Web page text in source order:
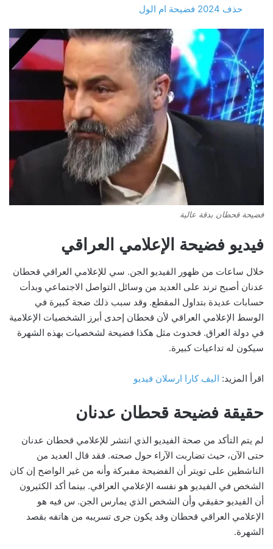
حذف 2024 فضيحة ام الول
فضيحة قحطان بدقة عالية
فيديو فضيحة الإعلامي العراقي
خلال ساعات من ظهور الفيديو الجن. سي للإعلامي العراقي قحطان
عدنان أصبح ترند على العديد من وسائل التواصل الاجتماعي وبدأت
حسابات عديدة بتداول المقطع. وقد سبب ذلك ضجة كبيرة في
الوسط الإعلامي العراقي لأن قحطان إحدى أبرز الشخصيات الإعلامية
في دولة العراق. فحدوث مثل هكذا فضيحة لشخصيات بهذه الشهرة
سيكون له تداعيات كبيرة.
اقرأ المزيد: اليف كارا ارسلان فيديو
حقيقة فضيحة قحطان عدنان
لم يتم التأكد من صحة الفيديو الذي انتشر للإعلامي قحطان عدنان
حتى الآن، حيث تضاربت الآراء حول صحته. فقد قال العديد من
الناشطين على تويتر أن الفضيحة مفبركة وأنه من غير الواضح إن كان
الشخص في الفيديو هو نفسه الإعلامي العراقي. بينما أكد الكثيرون
أن الفيديو حقيقي وأن الشخص الذي يمارس الجن. س فيه هو
الإعلامي العراقي قحطان وقد يكون جرى تسريبه من هاتفه بقصد
الشهرة.